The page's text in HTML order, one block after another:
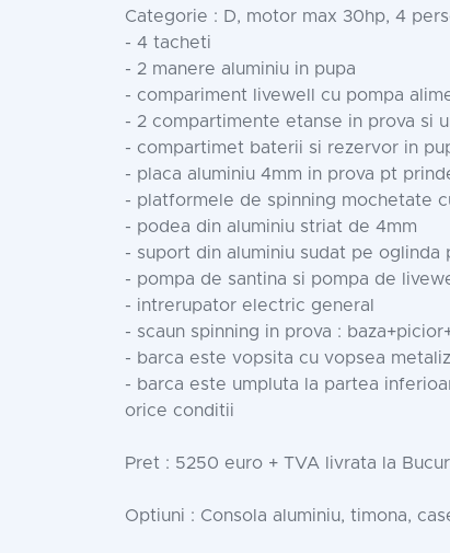
Categorie : D, motor max 30hp, 4
- 4 tacheti
- 2 manere aluminiu in pupa
- compariment livewell cu pompa
- 2 compartimente etanse in prova si
- compartimet baterii si rezervor in
- placa aluminiu 4mm in prova pt
- platformele de spinning mochetate
- podea din aluminiu striat de 4mm
- suport din aluminiu sudat pe oglinda
- pompa de santina si pompa de
- intrerupator electric general
- scaun spinning in prova :
- barca este vopsita cu vopsea
- barca este umpluta la partea
orice conditii
Pret : 5250 euro + TVA livrata la
Optiuni : Consola aluminiu, timona,